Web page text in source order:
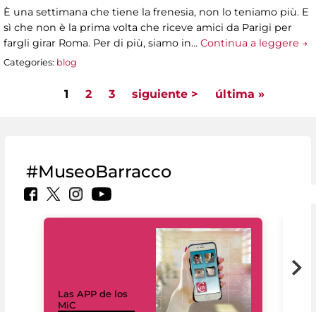
È una settimana che tiene la frenesia, non lo teniamo più. E
sì che non è la prima volta che riceve amici da Parigi per
fargli girar Roma. Per di più, siamo in… Continua a leggere →
Categories: blog
1 2 3 siguiente > última »
#MuseoBarracco
Las APP de los
MiC